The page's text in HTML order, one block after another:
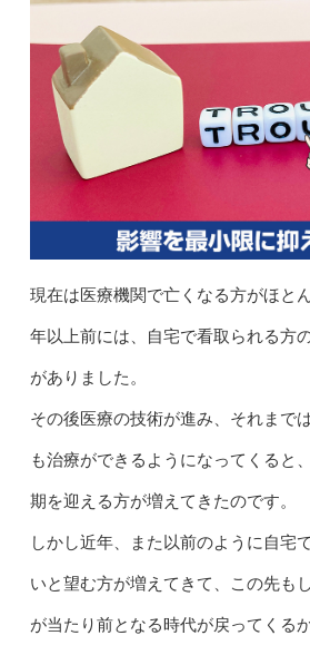
現在は医療機関で亡くなる方がほと
年以上前には、自宅で看取られる方
がありました。
その後医療の技術が進み、それまで
も治療ができるようになってくると
期を迎える方が増えてきたのです。
しかし近年、また以前のように自宅
いと望む方が増えてきて、この先も
が当たり前となる時代が戻ってくる